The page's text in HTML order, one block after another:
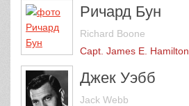
Ричард Бун
Richard Boone
Capt. James E. Hamilton
Джек Уэбб
Jack Webb